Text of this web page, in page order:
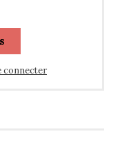
connecter